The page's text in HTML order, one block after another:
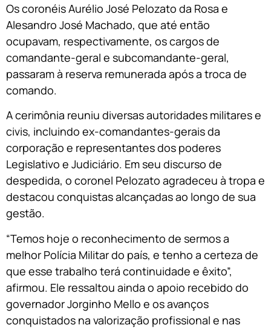
Os coronéis Aurélio José Pelozato da Rosa e
Alesandro José Machado, que até então
ocupavam, respectivamente, os cargos de
comandante-geral e subcomandante-geral,
passaram à reserva remunerada após a troca de
comando.
A cerimônia reuniu diversas autoridades militares e
civis, incluindo ex-comandantes-gerais da
corporação e representantes dos poderes
Legislativo e Judiciário. Em seu discurso de
despedida, o coronel Pelozato agradeceu à tropa e
destacou conquistas alcançadas ao longo de sua
gestão.
“Temos hoje o reconhecimento de sermos a
melhor Polícia Militar do país, e tenho a certeza de
que esse trabalho terá continuidade e êxito”,
afirmou. Ele ressaltou ainda o apoio recebido do
governador Jorginho Mello e os avanços
conquistados na valorização profissional e nas